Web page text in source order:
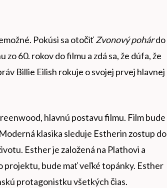
Pokúsi sa otočiťZvonový pohárdo
60. rokov do filmu a zdá sa, že dúfa, že
Billie Eilish rokuje o svojej prvej hlavnej
hlavnú postavu filmu. Film bude
klasika sleduje Estherin zostup do
Esther je založená na Plathovi a
projektu, bude mať veľké topánky. Esther
protagonistku všetkých čias.